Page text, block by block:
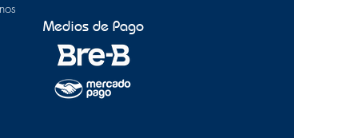
Medios de Pago